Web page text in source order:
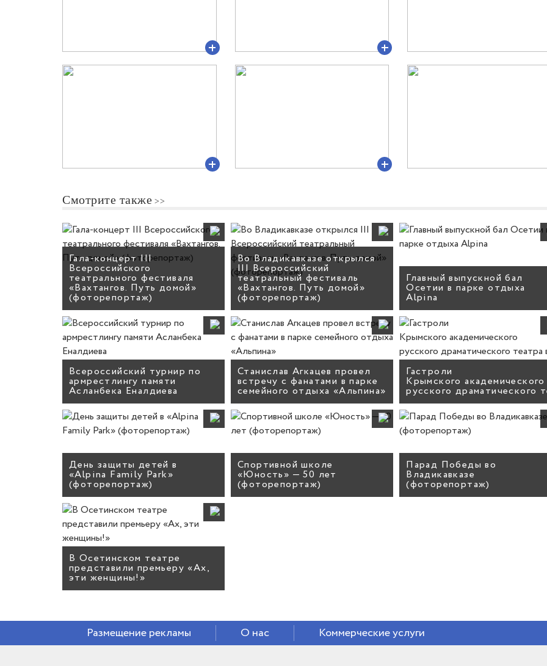
Смотрите также
Гала-концерт III
Всероссийского
театрального фестиваля
«Вахтангов. Путь домой»
(фоторепортаж)
Во Владикавказе открылся
III Всероссийский
театральный фестиваль
«Вахтангов. Путь домой»
(фоторепортаж)
Главный выпускной бал
Осетии в парке отдыха
Alpina
Всероссийский турнир по
армрестлингу памяти
Асланбека Еналдиева
Станислав Агкацев провел
встречу с фанатами в парке
семейного отдыха «Альпина»
Гастроли
Крымского академического
русского драматического
День защиты детей в
«Alpina Family Park»
(фоторепортаж)
Спортивной школе
«Юность» — 50 лет
(фоторепортаж)
Парад Победы во
Владикавказе
(фоторепортаж)
В Осетинском театре
представили премьеру «Ах,
эти женщины!»
Размещение рекламы О нас Коммерческие услуги